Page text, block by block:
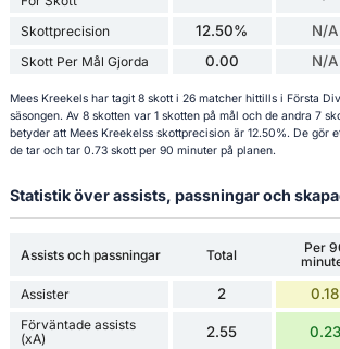
Skottprecision 12.50% N/A
Skott Per Mål Gjorda 0.00 N/A
Mees Kreekels har tagit 8 skott i 26 matcher hittills i Första
säsongen. Av 8 skotten var 1 skotten på mål och de andra 7
betyder att Mees Kreekelss skottprecision är 12.50%. De gör
de tar och tar 0.73 skott per 90 minuter på planen.
Statistik över assists, passningar och
Assists och passningar Total
Per
Assister 2 0.18
Förväntade assists
(xA)
2.55 0.23